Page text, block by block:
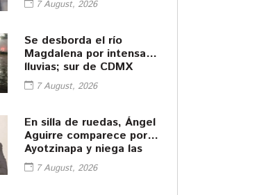
7 August, 2026
Se desborda el río
Magdalena por intensas
lluvias; sur de CDMX
queda bajo el agua
7 August, 2026
En silla de ruedas, Ángel
Aguirre comparece por
Ayotzinapa y niega las
acusaciones
7 August, 2026